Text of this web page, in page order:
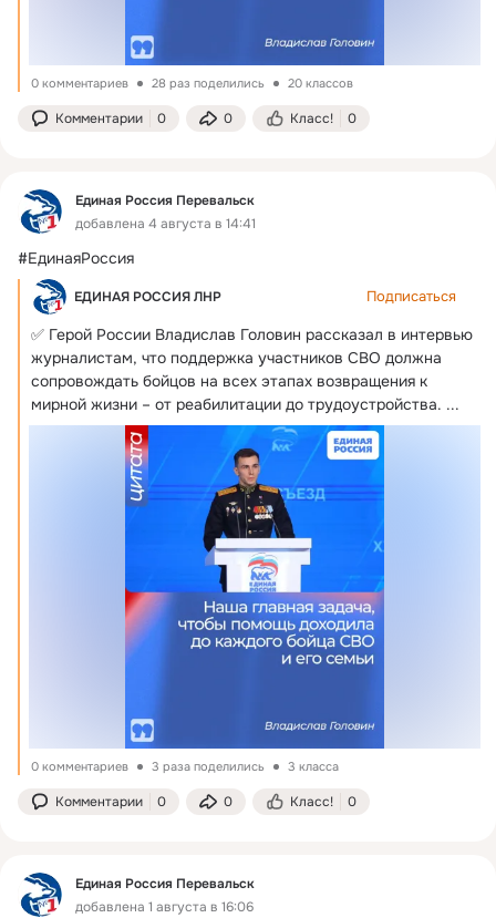
0 комментариев 28 раз поделились 20 классов
Комментарии 0 0 Класс! 0
Единая Россия Перевальск
добавлена 4 августа в 14:41
#ЕдинаяРоссия
ЕДИНАЯ РОССИЯ ЛНР Подписаться
✅ Герой России Владислав Головин рассказал в интервью
журналистам, что поддержка участников СВО должна
сопровождать бойцов на всех этапах возвращения к
мирной жизни – от реабилитации до трудоустройства. ...
0 комментариев 3 раза поделились 3 класса
Комментарии 0 0 Класс! 0
Единая Россия Перевальск
добавлена 1 августа в 16:06